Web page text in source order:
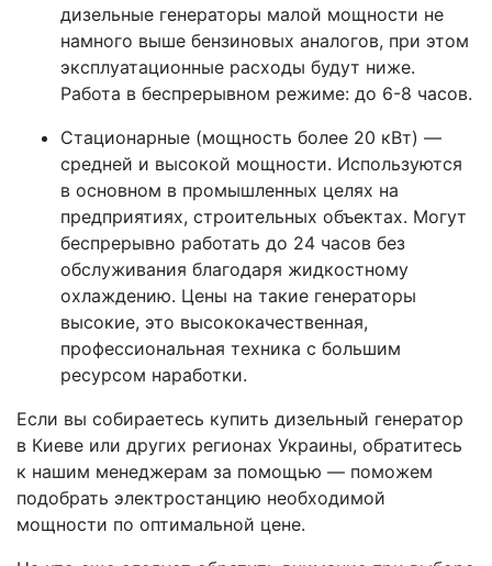
дизельные генераторы малой мощности не
намного выше бензиновых аналогов, при этом
эксплуатационные расходы будут ниже.
Работа в беспрерывном режиме: до 6-8 часов.
Стационарные (мощность более 20 кВт) —
средней и высокой мощности. Используются
в основном в промышленных целях на
предприятиях, строительных объектах. Могут
беспрерывно работать до 24 часов без
обслуживания благодаря жидкостному
охлаждению. Цены на такие генераторы
высокие, это высококачественная,
профессиональная техника с большим
ресурсом наработки.
Если вы собираетесь купить дизельный генератор
в Киеве или других регионах Украины, обратитесь
к нашим менеджерам за помощью — поможем
подобрать электростанцию необходимой
мощности по оптимальной цене.